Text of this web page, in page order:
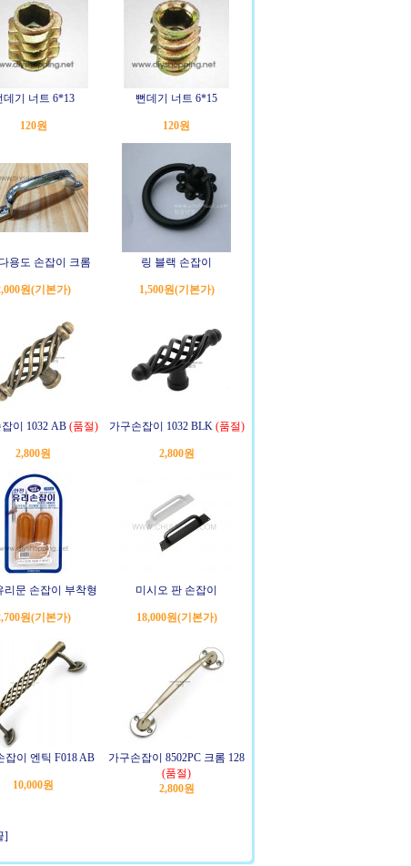
데기 너트 6*13
120원
뻔데기 너트 6*15
120원
용도 손잡이 크롬
원(기본가)
링 블랙 손잡이
1,500원(기본가)
이 1032 AB (품절)
2,800원
가구손잡이 1032 BLK (품절)
2,800원
리문 손잡이 부착형
원(기본가)
미시오 판 손잡이
18,000원(기본가)
잡이 엔틱 F018 AB
10,000원
가구손잡이 8502PC 크롬 128
(품절)
2,800원
]